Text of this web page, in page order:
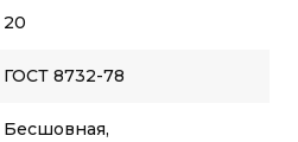
20
ГОСТ 8732-78
Бесшовная,